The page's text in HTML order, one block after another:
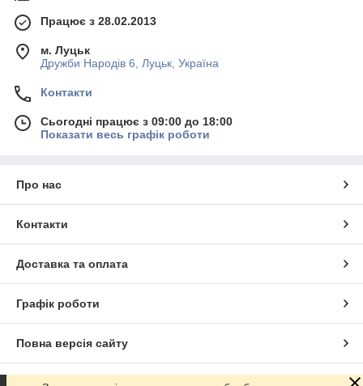
Працює з 28.02.2013
м. Луцьк
Дружби Народів 6, Луцьк, Україна
Контакти
Сьогодні працює з 09:00 до 18:00
Показати весь графік роботи
Про нас
Контакти
Доставка та оплата
Графік роботи
Повна версія сайту
Сайт створено на маркетплейсі Prom.ua